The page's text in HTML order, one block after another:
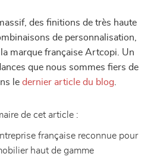
des finitions de très haute
de personnalisation,
marque française Artcopi. Un
que nous sommes fiers de
le dernier article du blog
de cet article :
française reconnue pour
haut de gamme